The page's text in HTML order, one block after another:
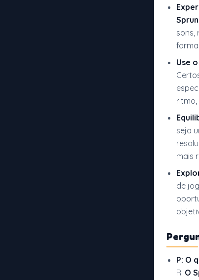
sons,
Use
seja
mais
de
P: O
R: O